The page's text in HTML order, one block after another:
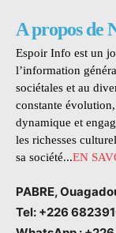
A propos de
Espoir Info est un
l’information
sociétales et au
constante
dynamique et
les richesses
sa société...EN
PABRE,
Tel: +226